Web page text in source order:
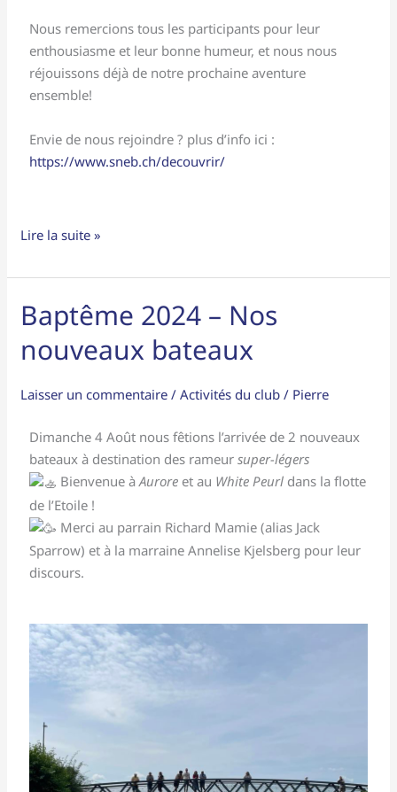
Nous remercions tous les participants pour leur
enthousiasme et leur bonne humeur, et nous nous
réjouissons déjà de notre prochaine aventure
ensemble!
Envie de nous rejoindre ? plus d’info ici :
https://www.sneb.ch/decouvrir/
Lire la suite »
Baptême 2024 – Nos
nouveaux bateaux
Laisser un commentaire /Activités du club / Pierre
Dimanche 4 Août nous fêtions l’arrivée de 2 nouveaux
bateaux à destination des rameursuper-légers
Bienvenue àAurore et au White Peurl dans la flotte
de l’Etoile !
Merci au parrain Richard Mamie (alias Jack
Sparrow) et à la marraine Annelise Kjelsberg pour leur
discours.
Baptême
2024
–
nouveaux